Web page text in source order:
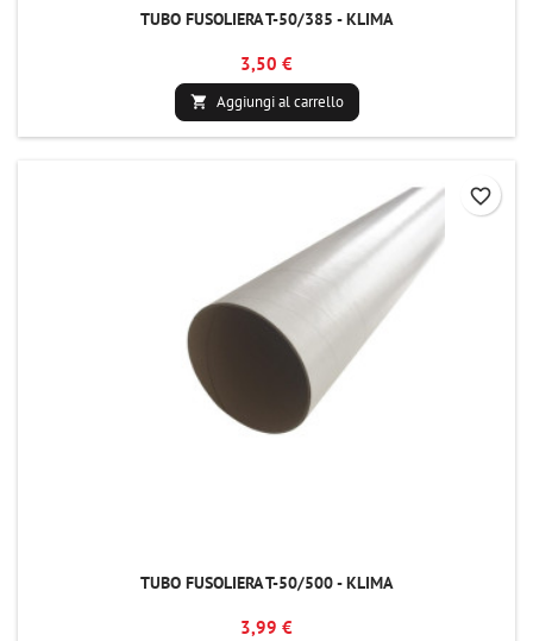
TUBO FUSOLIERA T-50/385 - KLIMA
3,50 €
 Aggiungi al carrello
TUBO FUSOLIERA T-50/500 - KLIMA
3,99 €
favorite_border